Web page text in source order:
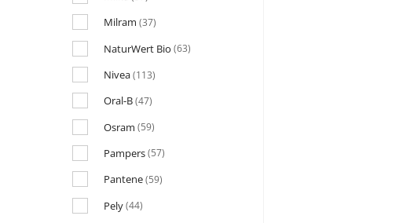
Milram (37)
NaturWert Bio (63)
Nivea(113)
Oral-B(47)
Osram (59)
Pampers(57)
Pantene(59)
Pely(44)